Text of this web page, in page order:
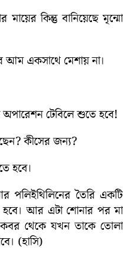
কিন্তু বানিয়েছে মৃন্মো
আম একসাথে মেশায় না।
টেবিলে শুতে হবে!
কীসের জন্য?
হবে।
তৈরি একটি
হবে। আর এটা শোনার পর মা
থেকে যখন তাকে তোলা
(হাসি)